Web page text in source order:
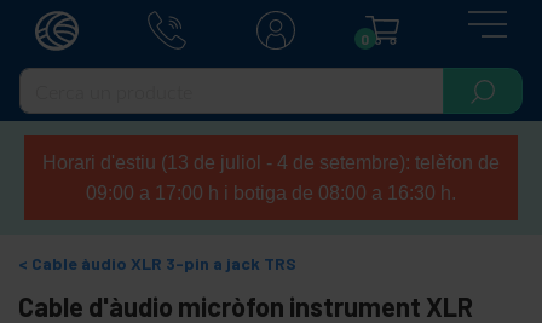
0
Horari d'estiu (13 de juliol - 4 de setembre): telèfon de
09:00 a 17:00 h i botiga de 08:00 a 16:30 h.
Cable àudio XLR 3-pin a jack TRS
Cable d'àudio micròfon instrument XLR